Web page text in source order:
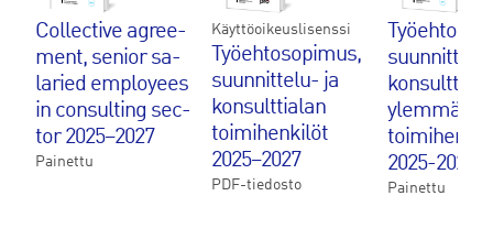
Col­lec­ti­ve agree­
ment, se­nior sa­
la­ried emplo­yees
in con­sul­ting sec­
tor 2025–2027
Painettu
Käyttöoikeuslisenssi
Työehtosopimus,
suunnittelu- ja
konsulttialan
toimihenkilöt
2025–2027
PDF-tiedosto
ylemmät
2025-2027
Painettu